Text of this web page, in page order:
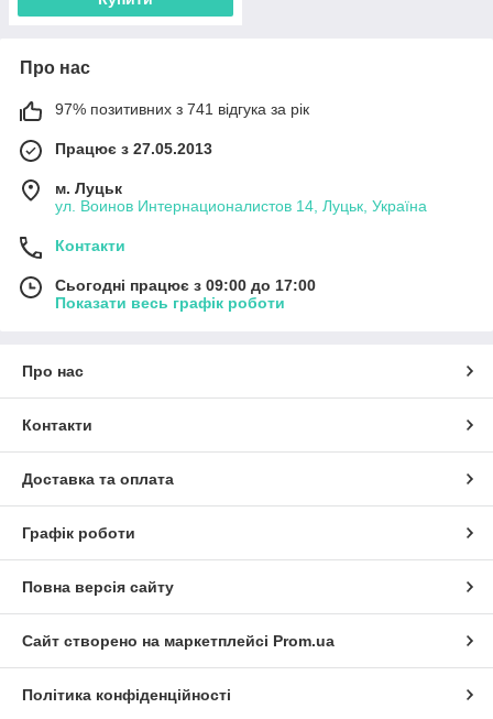
Про нас
97% позитивних з 741 відгука за рік
Працює з 27.05.2013
м. Луцьк
ул. Воинов Интернационалистов 14, Луцьк, Україна
Контакти
Сьогодні працює з 09:00 до 17:00
Показати весь графік роботи
Про нас
Контакти
Доставка та оплата
Графік роботи
Повна версія сайту
Сайт створено на маркетплейсі Prom.ua
Політика конфіденційності